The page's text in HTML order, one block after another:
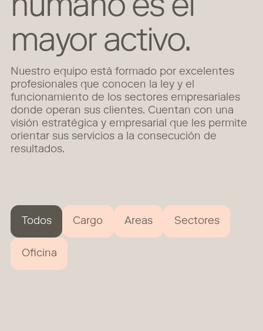
humano es el
mayor activo.
Nuestro equipo está formado por excelentes
profesionales que conocen la ley y el
funcionamiento de los sectores empresariales
donde operan sus clientes. Cuentan con una
visión estratégica y empresarial que les permite
orientar sus servicios a la consecución de
resultados.
Todos Cargo Areas Sectores
Oficina